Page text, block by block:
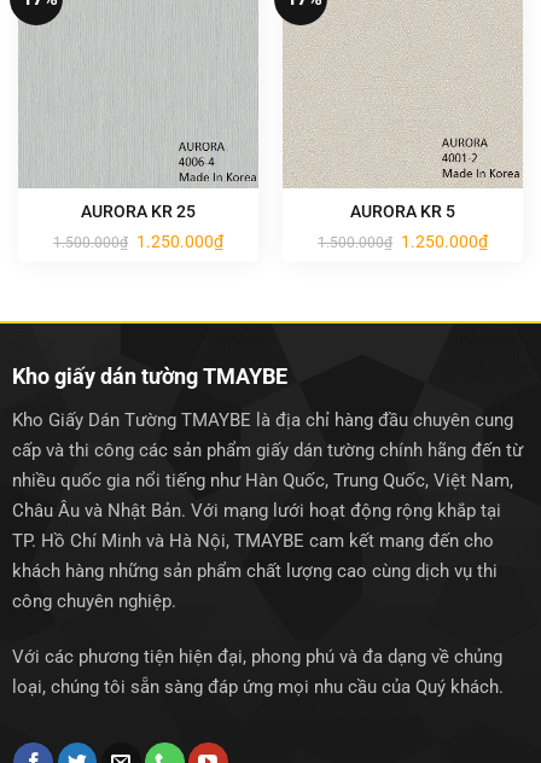
AURORA KR 25
1.500.000₫ Giá
gốc
1.250.000₫Giá
hiện
AURORA KR 5
1.500.000₫ Giá
gốc
1.250.000₫Giá
hiện
Kho giấy dán tường TMAYBE
Kho Giấy Dán Tường TMAYBE là địa chỉ hàng đầu chuyên cung
cấp và thi công các sản phẩm giấy dán tường chính hãng đến từ
nhiều quốc gia nổi tiếng như Hàn Quốc, Trung Quốc, Việt Nam,
Châu Âu và Nhật Bản. Với mạng lưới hoạt động rộng khắp tại
TP. Hồ Chí Minh và Hà Nội, TMAYBE cam kết mang đến cho
khách hàng những sản phẩm chất lượng cao cùng dịch vụ thi
công chuyên nghiệp.
Với các phương tiện hiện đại, phong phú và đa dạng về chủng
loại, chúng tôi sẵn sàng đáp ứng mọi nhu cầu của Quý khách.